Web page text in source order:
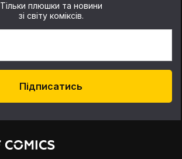
Тільки плюшки та новини
зі світу коміксів.
Підписатись